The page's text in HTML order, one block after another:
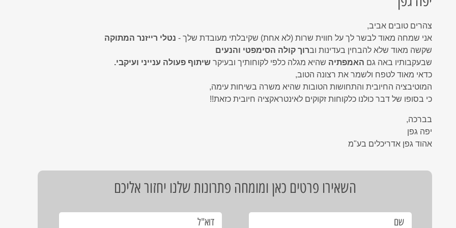
Microsoft Defender for
המשכיות עסקית - כל מה שצריך לדעת
אנטי וירוס ESET
אנטי וירוס ארגוני
גיבוי ענן מבוצר לשרתים
בדיקת חדירוּת - Penetration Test
Microsoft Defender for Office 365
הדרכת מודעות עובדים לאבטחת מידע
אנטי וירוס בענן
חבילת אבטחה מנוהלת לעסקים
צהרים טובים אביב,
אני שמחה מאוד לבשר לך על חווית שרות (לא אחת) שקיבלתי מעובדת שלך - נטלי רייזנר המתוקה
שקשה מאוד שלא להבחין בעדינות וברוך קולה הסימפטי והנעים
שבעקבותיו באה גם האמפתיה שהיא מגלה כלפי לקוחותיך ובעיקר שיתוף פעולה ענייני ועיקבי.
כדאי מאוד לטפח ולשמר את רצונה הטוב,
המוטיבציה החיובית והתחושות הטובות שהיא משרה בשיחות עימה,
כי בסופו של דבר כולנו כלקוחות זקוקים לאינטראקציה חיובית כזאת!!
בברכה,
יפה גפן
אהוד גפן אדריכלים בע"מ
השאירו פרטים כאן ומומחה פתרונות שלנו יחזור אליכם